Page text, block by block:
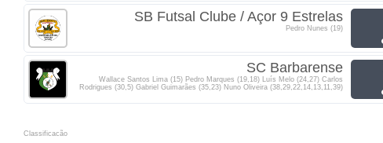
SB Futsal Clube / Açor 9 Estrelas
Pedro Nunes (19)
SC Barbarense
Wallace Santos Lima (15) Pedro Marques (19,18) Luís Melo (24,27) Carlos
Rodrigues (30,5) Gabriel Guimarães (35,23) Nuno Oliveira (38,29,22,14,13,11,39)
Classificacão